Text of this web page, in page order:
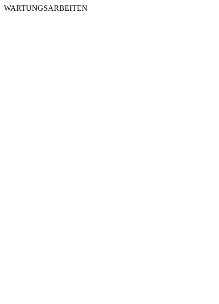
WARTUNGSARBEITEN